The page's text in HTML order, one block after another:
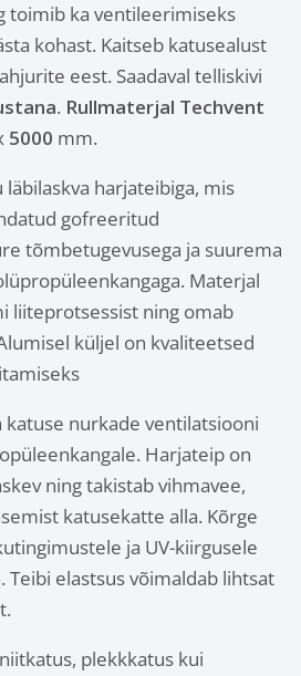
toimib ka ventileerimiseks
kohast. Kaitseb katusealust
eest. Saadaval telliskivi
. Rullmaterjal Techvent
5000 mm.
harjateibiga, mis
gofreeritud
tõmbetugevusega ja suurema
Materjal
liiteprotsessist ning omab
küljel on kvaliteetsed
katuse nurkade ventilatsiooni
Harjateip on
ning takistab vihmavee,
katusekatte alla. Kõrge
ja UV-kiirgusele
Teibi elastsus võimaldab lihtsat
plekkkatus kui